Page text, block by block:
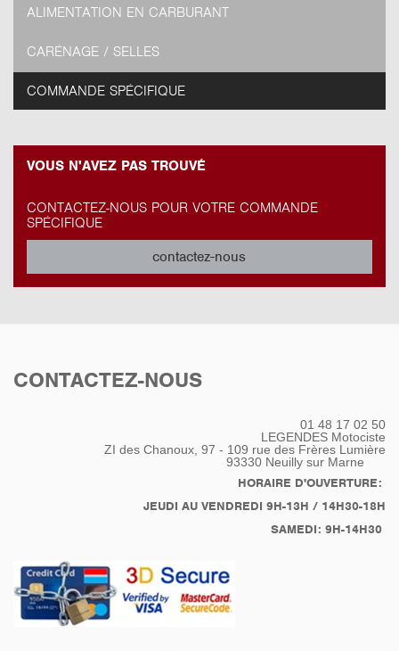
ALIMENTATION EN CARBURANT
CARÉNAGE / SELLES
COMMANDE SPÉCIFIQUE
VOUS N'AVEZ PAS TROUVÉ
CONTACTEZ-NOUS POUR VOTRE COMMANDE
SPÉCIFIQUE
contactez-nous
CONTACTEZ-NOUS
01 48 17 02 50
LEGENDES Motociste
ZI des Chanoux, 97 - 109 rue des Frères Lumière
93330 Neuilly sur Marne
HORAIRE D'OUVERTURE:
JEUDI AU VENDREDI 9H-13H / 14H30-18H
SAMEDI: 9H-14H30